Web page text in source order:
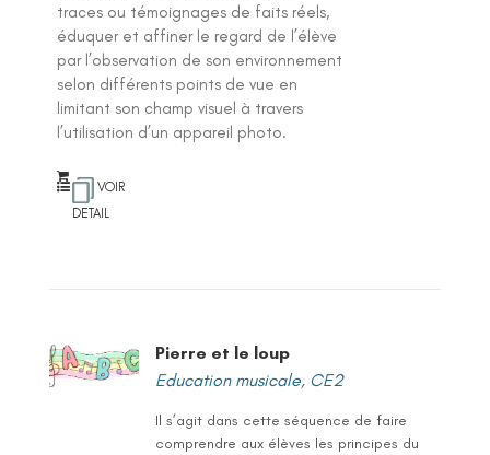
traces ou témoignages de faits réels,
éduquer et affiner le regard de l’élève
par l’observation de son environnement
selon différents points de vue en
limitant son champ visuel à travers
l’utilisation d’un appareil photo.
VOIR
DETAIL
Pierre et le loup
Education musicale, CE2
Il s’agit dans cette séquence de faire
comprendre aux élèves les principes du